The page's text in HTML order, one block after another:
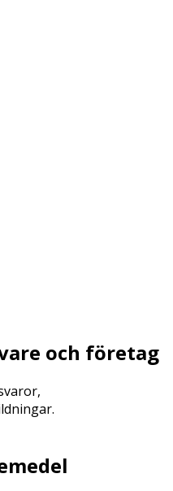
och företag